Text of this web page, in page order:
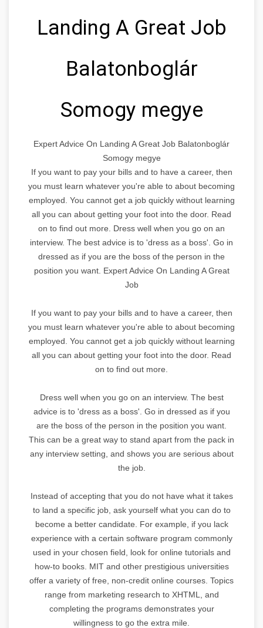
Landing A Great Job
Balatonboglár
Somogy megye
Expert Advice On Landing A Great Job Balatonboglár
Somogy megye
If you want to pay your bills and to have a career, then
you must learn whatever you're able to about becoming
employed. You cannot get a job quickly without learning
all you can about getting your foot into the door. Read
on to find out more. Dress well when you go on an
interview. The best advice is to 'dress as a boss'. Go in
dressed as if you are the boss of the person in the
position you want. Expert Advice On Landing A Great
Job
If you want to pay your bills and to have a career, then
you must learn whatever you're able to about becoming
employed. You cannot get a job quickly without learning
all you can about getting your foot into the door. Read
on to find out more.
Dress well when you go on an interview. The best
advice is to 'dress as a boss'. Go in dressed as if you
are the boss of the person in the position you want.
This can be a great way to stand apart from the pack in
any interview setting, and shows you are serious about
the job.
Instead of accepting that you do not have what it takes
to land a specific job, ask yourself what you can do to
become a better candidate. For example, if you lack
experience with a certain software program commonly
used in your chosen field, look for online tutorials and
how-to books. MIT and other prestigious universities
offer a variety of free, non-credit online courses. Topics
range from marketing research to XHTML, and
completing the programs demonstrates your
willingness to go the extra mile.